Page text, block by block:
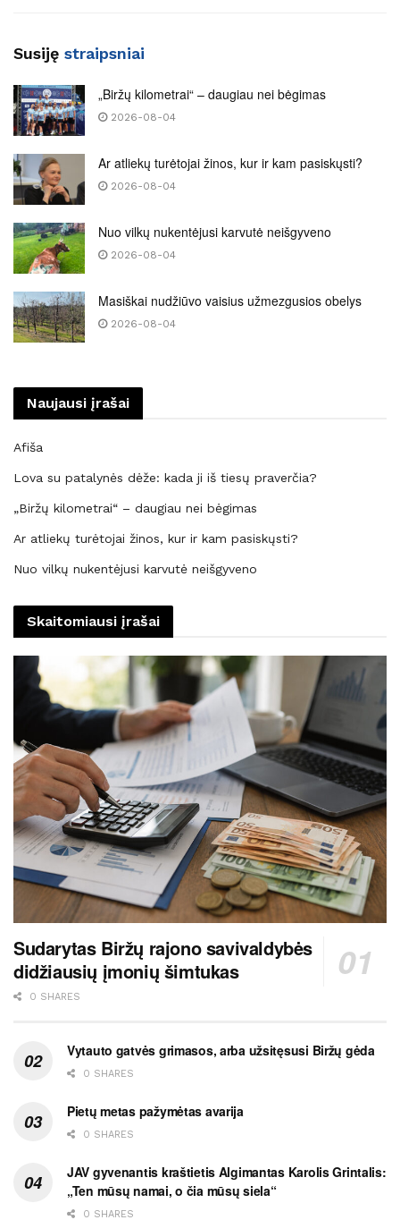
Susiję straipsniai
„Biržų kilometrai“ – daugiau nei bėgimas
2026-08-04
Ar atliekų turėtojai žinos, kur ir kam pasiskųsti?
2026-08-04
Nuo vilkų nukentėjusi karvutė neišgyveno
2026-08-04
Masiškai nudžiūvo vaisius užmezgusios obelys
2026-08-04
Naujausi įrašai
Afiša
Lova su patalynės dėže: kada ji iš tiesų praverčia?
„Biržų kilometrai“ – daugiau nei bėgimas
Ar atliekų turėtojai žinos, kur ir kam pasiskųsti?
Nuo vilkų nukentėjusi karvutė neišgyveno
Skaitomiausi įrašai
Sudarytas Biržų rajono savivaldybės
didžiausių įmonių šimtukas
0 SHARES
Vytauto gatvės grimasos, arba užsitęsusi Biržų gėda
0 SHARES
Pietų metas pažymėtas avarija
0 SHARES
JAV gyvenantis kraštietis Algimantas Karolis Grintalis:
„Ten mūsų namai, o čia mūsų siela“
0 SHARES